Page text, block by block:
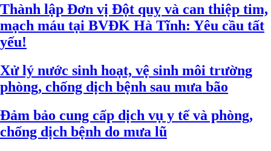
Thành lập Đơn vị Đột quỵ và can thiệp tim,
mạch máu tại BVĐK Hà Tĩnh: Yêu cầu tất
yếu!
Xử lý nước sinh hoạt, vệ sinh môi trường
phòng, chống dịch bệnh sau mưa bão
Đảm bảo cung cấp dịch vụ y tế và phòng,
chống dịch bệnh do mưa lũ